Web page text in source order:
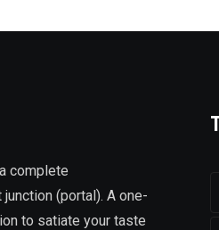
complete
(portal). A one-
to satiate your taste